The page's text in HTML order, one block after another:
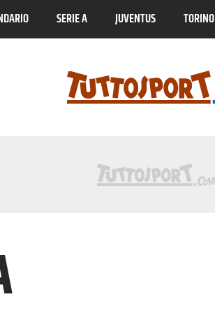
SERIE A JUVENTUS TORINO